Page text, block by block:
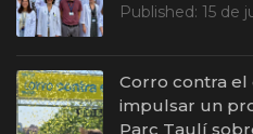
Published: 15 de
Corro contra
impulsar un
Parc Taulí